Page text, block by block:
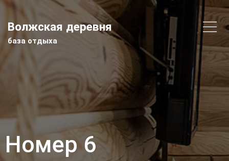
Волжская деревня
база отдыха
Номер 6